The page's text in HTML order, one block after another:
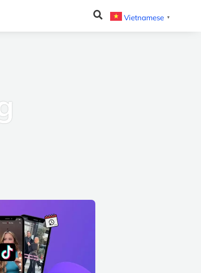
Vietnamese ▼